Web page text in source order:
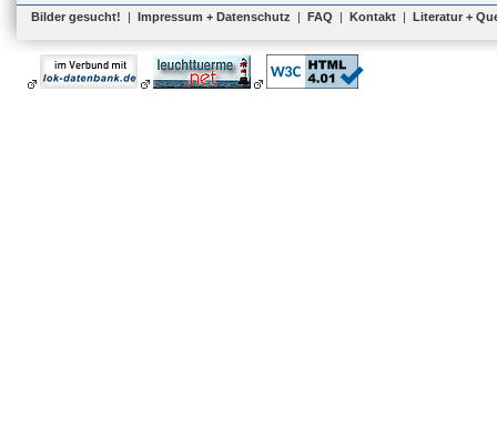
Bilder gesucht! | Impressum + Datenschutz | FAQ | Kontakt | Literatur +